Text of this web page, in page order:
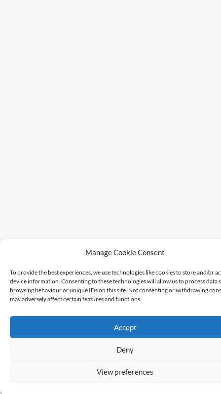
Manage Cookie Consent
To provide the best experiences, we use technologies like cookies to store and/or
device information. Consenting to these technologies will allow us to process data
browsing behaviour or unique IDs on this site. Not consenting or withdrawing
may adversely affect certain features and functions.
Accept
Deny
View preferences